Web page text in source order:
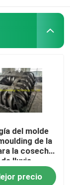
del molde
de la
la cosecha
lluvia
precio